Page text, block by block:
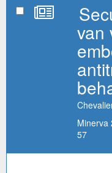
van
Minerva
57